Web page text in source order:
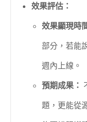
效果評估：
效果顯現時
部分，若能
週內上線。
預期成果：
題，更能從